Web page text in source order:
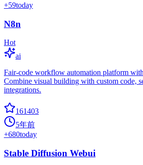
+59today
N8n
Hot
ai
Fair-code workflow automation platform
Combine visual building with custom code,
integrations.
161403
5年前
+680today
Stable Diffusion Webui